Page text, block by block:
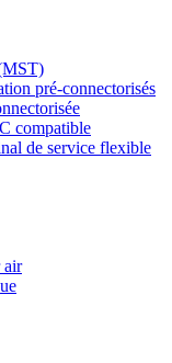
pré-connectorisés
compatible
de service flexible
air